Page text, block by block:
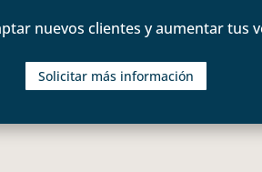
nuevos clientes y aumentar tus
Solicitar más información